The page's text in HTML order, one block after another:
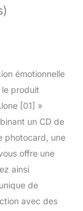
émotionnelle
produit
[01] »
un CD de
photocard, une
offre une
ainsi
de
avec des